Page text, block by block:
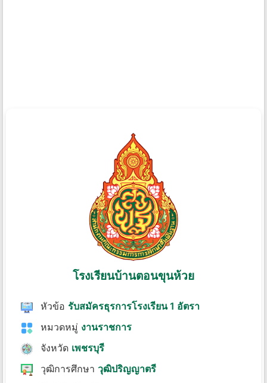
โรงเรียนบ้านตอนขุนห้วย
หัวข้อ รับสมัครธุรการโรงเรียน 1 อัตรา
หมวดหมู่ งานราชการ
จังหวัด เพชรบุรี
วุฒิการศึกษา วุฒิปริญญาตรี